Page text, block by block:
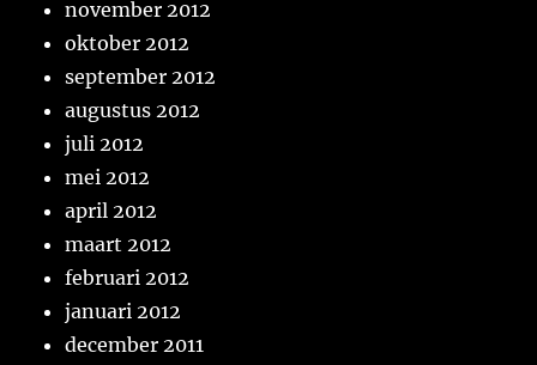
november 2012
oktober 2012
september 2012
augustus 2012
juli 2012
mei 2012
april 2012
maart 2012
februari 2012
januari 2012
december 2011